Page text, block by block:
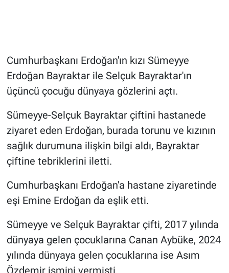
Cumhurbaşkanı Erdoğan'ın kızı Sümeyye
Erdoğan Bayraktar ile Selçuk Bayraktar'ın
üçüncü çocuğu dünyaya gözlerini açtı.
Sümeyye-Selçuk Bayraktar çiftini hastanede
ziyaret eden Erdoğan, burada torunu ve kızının
sağlık durumuna ilişkin bilgi aldı, Bayraktar
çiftine tebriklerini iletti.
Cumhurbaşkanı Erdoğan'a hastane ziyaretinde
eşi Emine Erdoğan da eşlik etti.
Sümeyye ve Selçuk Bayraktar çifti, 2017 yılında
dünyaya gelen çocuklarına Canan Aybüke, 2024
yılında dünyaya gelen çocuklarına ise Asım
Özdemir ismini vermişti.